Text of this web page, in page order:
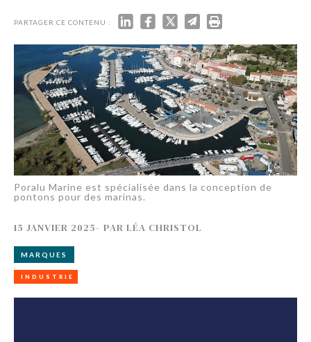
PARTAGER CE CONTENU :
Poralu Marine est spécialisée dans la conception de
pontons pour des marinas.
15 JANVIER 2025- PAR LÉA CHRISTOL
MARQUES
INDUSTRIE